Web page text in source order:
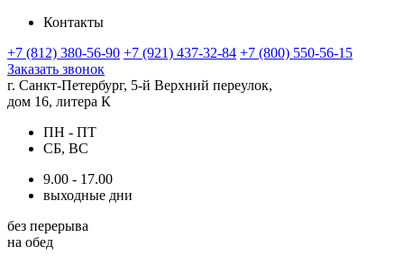
Контакты
+7 (812) 380-56-90 +7 (921) 437-32-84 +7 (800) 550-56-15
Заказать звонок
г. Санкт-Петербург, 5-й Верхний переулок,
дом 16, литера К
ПН - ПТ
СБ, ВС
9.00 - 17.00
выходные дни
без перерыва
на обед